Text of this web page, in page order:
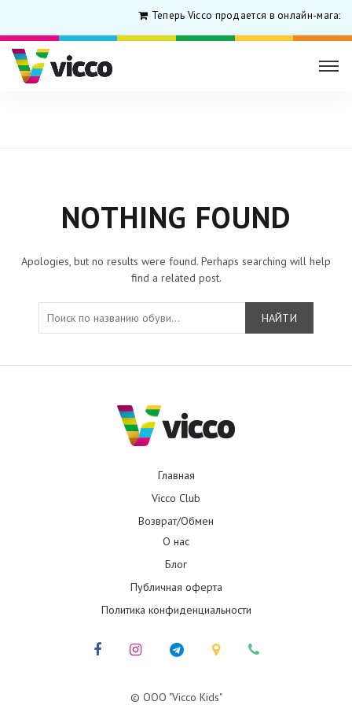
Теперь Vicco продается в онлайн-
NOTHING FOUND
Apologies, but no results were found. Perhaps searching will help
find a related post.
НАЙТИ
Главная
Vicco Club
Возврат/Обмен
О нас
Блог
Публичная оферта
Политика конфиденциальности
© ООО "Vicco Kids"